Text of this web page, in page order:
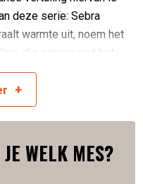
deze serie: Sebra
warmte uit, noem het
die samen met het
rode detail bij de krop
maakt. Kortom, met
uiterst stijlvolle
worden.
+
WELK MES?